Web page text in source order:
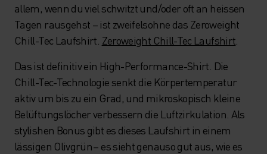
allem, wenn du viel schwitzt und/oder oft an heissen
Tagen rausgehst – ist zweifelsohne das Zeroweight
Chill-Tec Laufshirt. Zeroweight Chill-Tec Laufshirt
Das ist definitiv ein High-Performance-Shirt. Die
Chill-Tec-Technologie senkt die Körpertemperatur
aktiv um bis zu ein Grad, und mikroskopisch kleine
Belüftungslöcher verbessern die Luftzirkulation. Als
stylishen Bonus gibt es dieses Laufshirt in einem
lässigen Olivgrün – es sieht genauso gut aus, wie es